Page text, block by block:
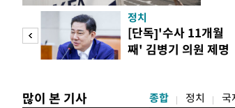
관
다.
컵
회
정치
[단독]'수사 11개월
째' 김병기 의원 제명
많이 본 기사 종합 정치 국